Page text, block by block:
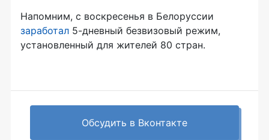
Напомним, с воскресенья в Белоруссии
заработал 5-дневный безвизовый режим,
установленный для жителей 80 стран.
Обсудить в Вконтакте